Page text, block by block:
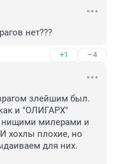
нет???
+1 –4
злейшим был.
и "ОЛИГАРХ"
милерами и
хохлы плохие, но
для них.